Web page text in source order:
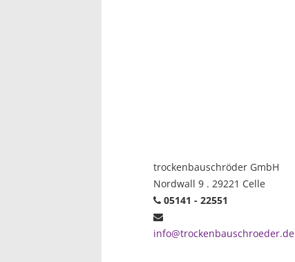
trockenbauschröder GmbH
Nordwall 9 . 29221 Celle
05141 - 22551
info@trockenbauschroeder.de